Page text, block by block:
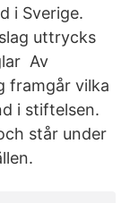
i Sverige.
uttrycks
Av
framgår vilka
i stiftelsen.
står under